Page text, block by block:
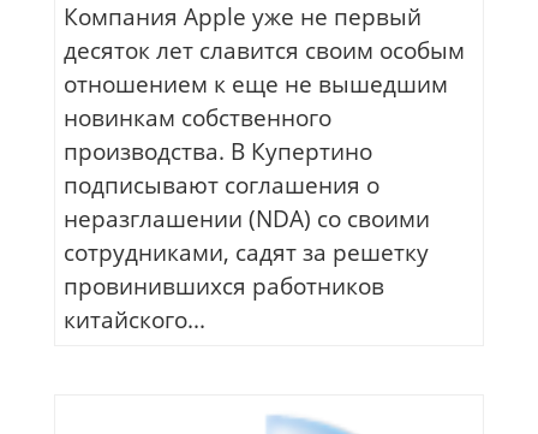
Компания Apple уже не первый
десяток лет славится своим особым
отношением к еще не вышедшим
новинкам собственного
производства. В Купертино
подписывают соглашения о
неразглашении (NDA) со своими
сотрудниками, садят за решетку
провинившихся работников
китайского...